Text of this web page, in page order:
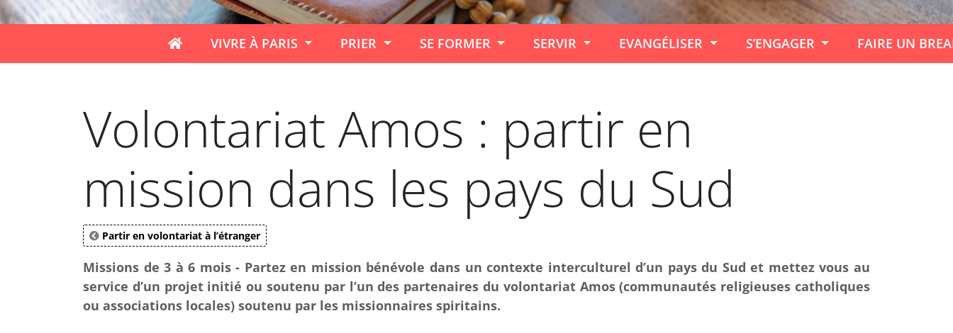
VIVRE À PARIS PRIER SE FORMER SERVIR EVANGÉLISER S’ENGAGER FAIRE UN
Volontariat Amos : partir en
mission dans les pays du Sud
Partir en volontariat à l’étranger
Missions de 3 à 6 mois - Partez en mission bénévole dans un contexte interculturel d’un pays du Sud et mettez vous au
service d’un projet initié ou soutenu par l’un des partenaires du volontariat Amos (communautés religieuses catholiques
ou associations locales) soutenu par les missionnaires spiritains.